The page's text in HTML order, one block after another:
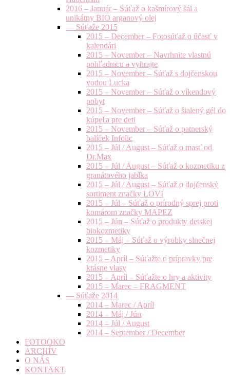
2016 – Január – Súťaž o kašmírový šál a
unikátny BIO arganový olej
— Súťaže 2015
2015 – December – Fotosúťaž o účasť v
kalendári
2015 – November – Navrhnite vlastnú
pohľadnicu a vyhrajte
2015 – November – Súťaž s dojčenskou
vodou Lucka
2015 – November – Súťaž o víkendový
pobyt
2015 – November – Súťaž o šialený gél do
kúpeľa pre deti
2015 – November – Súťaž o patnerský
balíček Infolic
2015 – Júl / August – Súťaž o masť od
Dr.Max
2015 – Júl / August – Súťaž o kozmetiku z
granátového jablka
2015 – Júl / August – Súťaž o dojčenský
sortiment značky LOVI
2015 – Júl – Súťaž o prírodný sprej proti
komárom značky MAPEZ
2015 – Jún – Súťaž o produkty detskej
biokozmetiky
2015 – Máj – Súťaž o výrobky slnečnej
kozmetiky
2015 – Apríl – Súťažte o prípravky pre
krásne vlasy
2015 – Apríl – Súťažte o hry a aktivity
2015 – Marec – FRAGMENT
— Súťaže 2014
2014 – Marec / Apríl
2014 – Máj / Jún
2014 – Júl / August
2014 – September / December
FOTOOKO
ARCHÍV
O NÁS
KONTAKT